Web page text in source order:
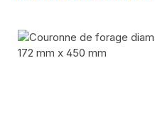
Sauter la galerie d'images